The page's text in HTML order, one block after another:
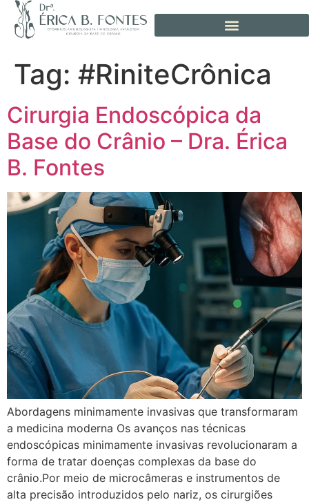
Tag: #RiniteCrônica
Cirurgia Endoscópica da
Base do Crânio – Dra. Érica
B. Fontes
Abordagens minimamente invasivas que transformaram
a medicina moderna Os avanços nas técnicas
endoscópicas minimamente invasivas revolucionaram a
forma de tratar doenças complexas da base do
crânio.Por meio de microcâmeras e instrumentos de
alta precisão introduzidos pelo nariz, os cirurgiões